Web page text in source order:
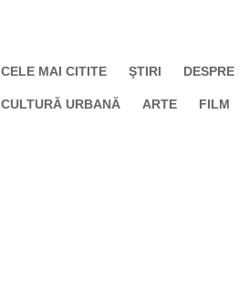
CELE MAI CITITE ŞTIRI DESPRE
CULTURĂ URBANĂ ARTE FILM